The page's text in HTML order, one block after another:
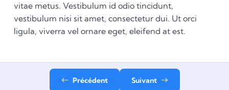
vitae metus. Vestibulum id odio tincidunt,
vestibulum nisi sit amet, consectetur dui. Ut orci
ligula, viverra vel ornare eget, eleifend at est.
Précédent Suivant